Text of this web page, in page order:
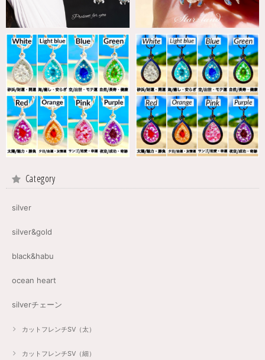
Category
silver
silver&gold
black&habu
ocean heart
silverチェーン
カットフレンチSV（太）
カットフレンチSV（細）